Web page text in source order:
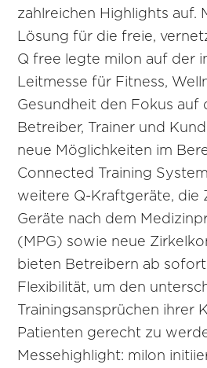
zahlreichen Highlights auf.
Lösung für die freie,
Q free legte milon auf der
Leitmesse für Fitness,
Gesundheit den Fokus auf
Betreiber, Trainer und
neue Möglichkeiten im
Connected Training
weitere Q-Kraftgeräte, die
Geräte nach dem
(MPG) sowie neue
bieten Betreibern ab
Flexibilität, um den
Trainingsansprüchen ihrer
Patienten gerecht zu
Messehighlight: milon